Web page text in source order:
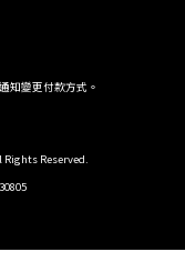
知變更付款方式。
Rights Reserved.